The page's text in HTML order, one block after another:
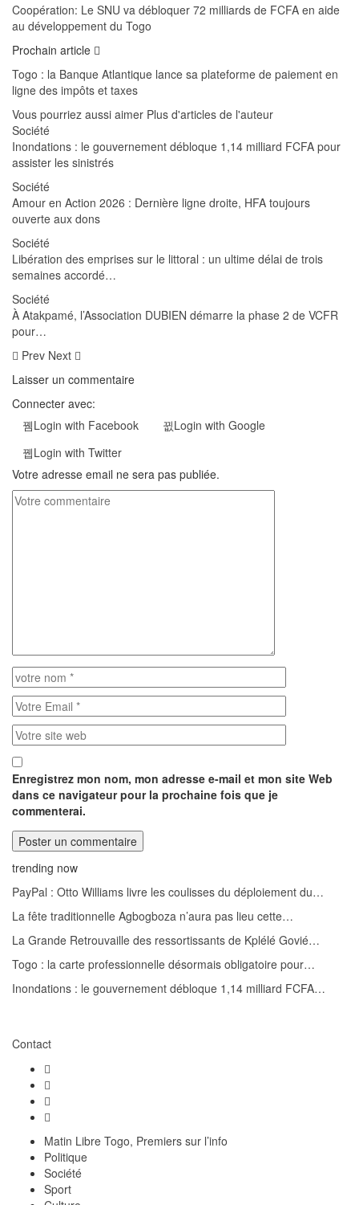
Coopération: Le SNU va débloquer 72 milliards de FCFA en aide
au développement du Togo
Prochain article
Togo : la Banque Atlantique lance sa plateforme de paiement en
ligne des impôts et taxes
Vous pourriez aussi aimer Plus d'articles de l'auteur
Société
Inondations : le gouvernement débloque 1,14 milliard FCFA pour
assister les sinistrés
Société
Amour en Action 2026 : Dernière ligne droite, HFA toujours
ouverte aux dons
Société
Libération des emprises sur le littoral : un ultime délai de trois
semaines accordé…
Société
À Atakpamé, l’Association DUBIEN démarre la phase 2 de VCFR
pour…
Prev Next
Laisser un commentaire
Connecter avec:
Login with Facebook
Login with Google
Login with Twitter
Votre adresse email ne sera pas publiée.
Enregistrez mon nom, mon adresse e-mail et mon site Web
dans ce navigateur pour la prochaine fois que je
commenterai.
trending now
PayPal : Otto Williams livre les coulisses du déploiement du…
La fête traditionnelle Agbogboza n’aura pas lieu cette…
La Grande Retrouvaille des ressortissants de Kplélé Govié…
Togo : la carte professionnelle désormais obligatoire pour…
Inondations : le gouvernement débloque 1,14 milliard FCFA…
Contact
Matin Libre Togo, Premiers sur l’info
Politique
Société
Sport